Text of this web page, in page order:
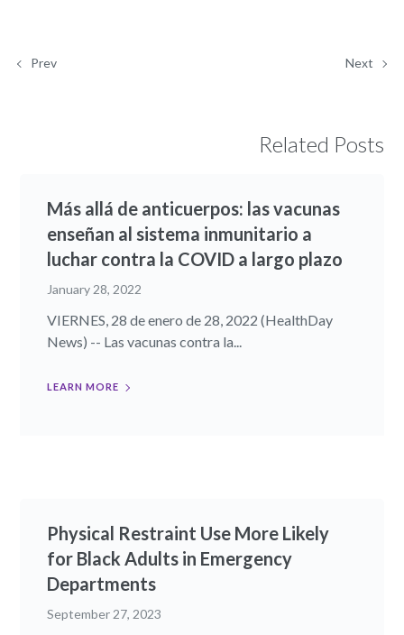
Prev Next
Related Posts
Más allá de anticuerpos: las vacunas
enseñan al sistema inmunitario a
luchar contra la COVID a largo plazo
January 28, 2022
VIERNES, 28 de enero de 28, 2022 (HealthDay
News) -- Las vacunas contra la...
LEARN MORE
Physical Restraint Use More Likely
for Black Adults in Emergency
Departments
September 27, 2023